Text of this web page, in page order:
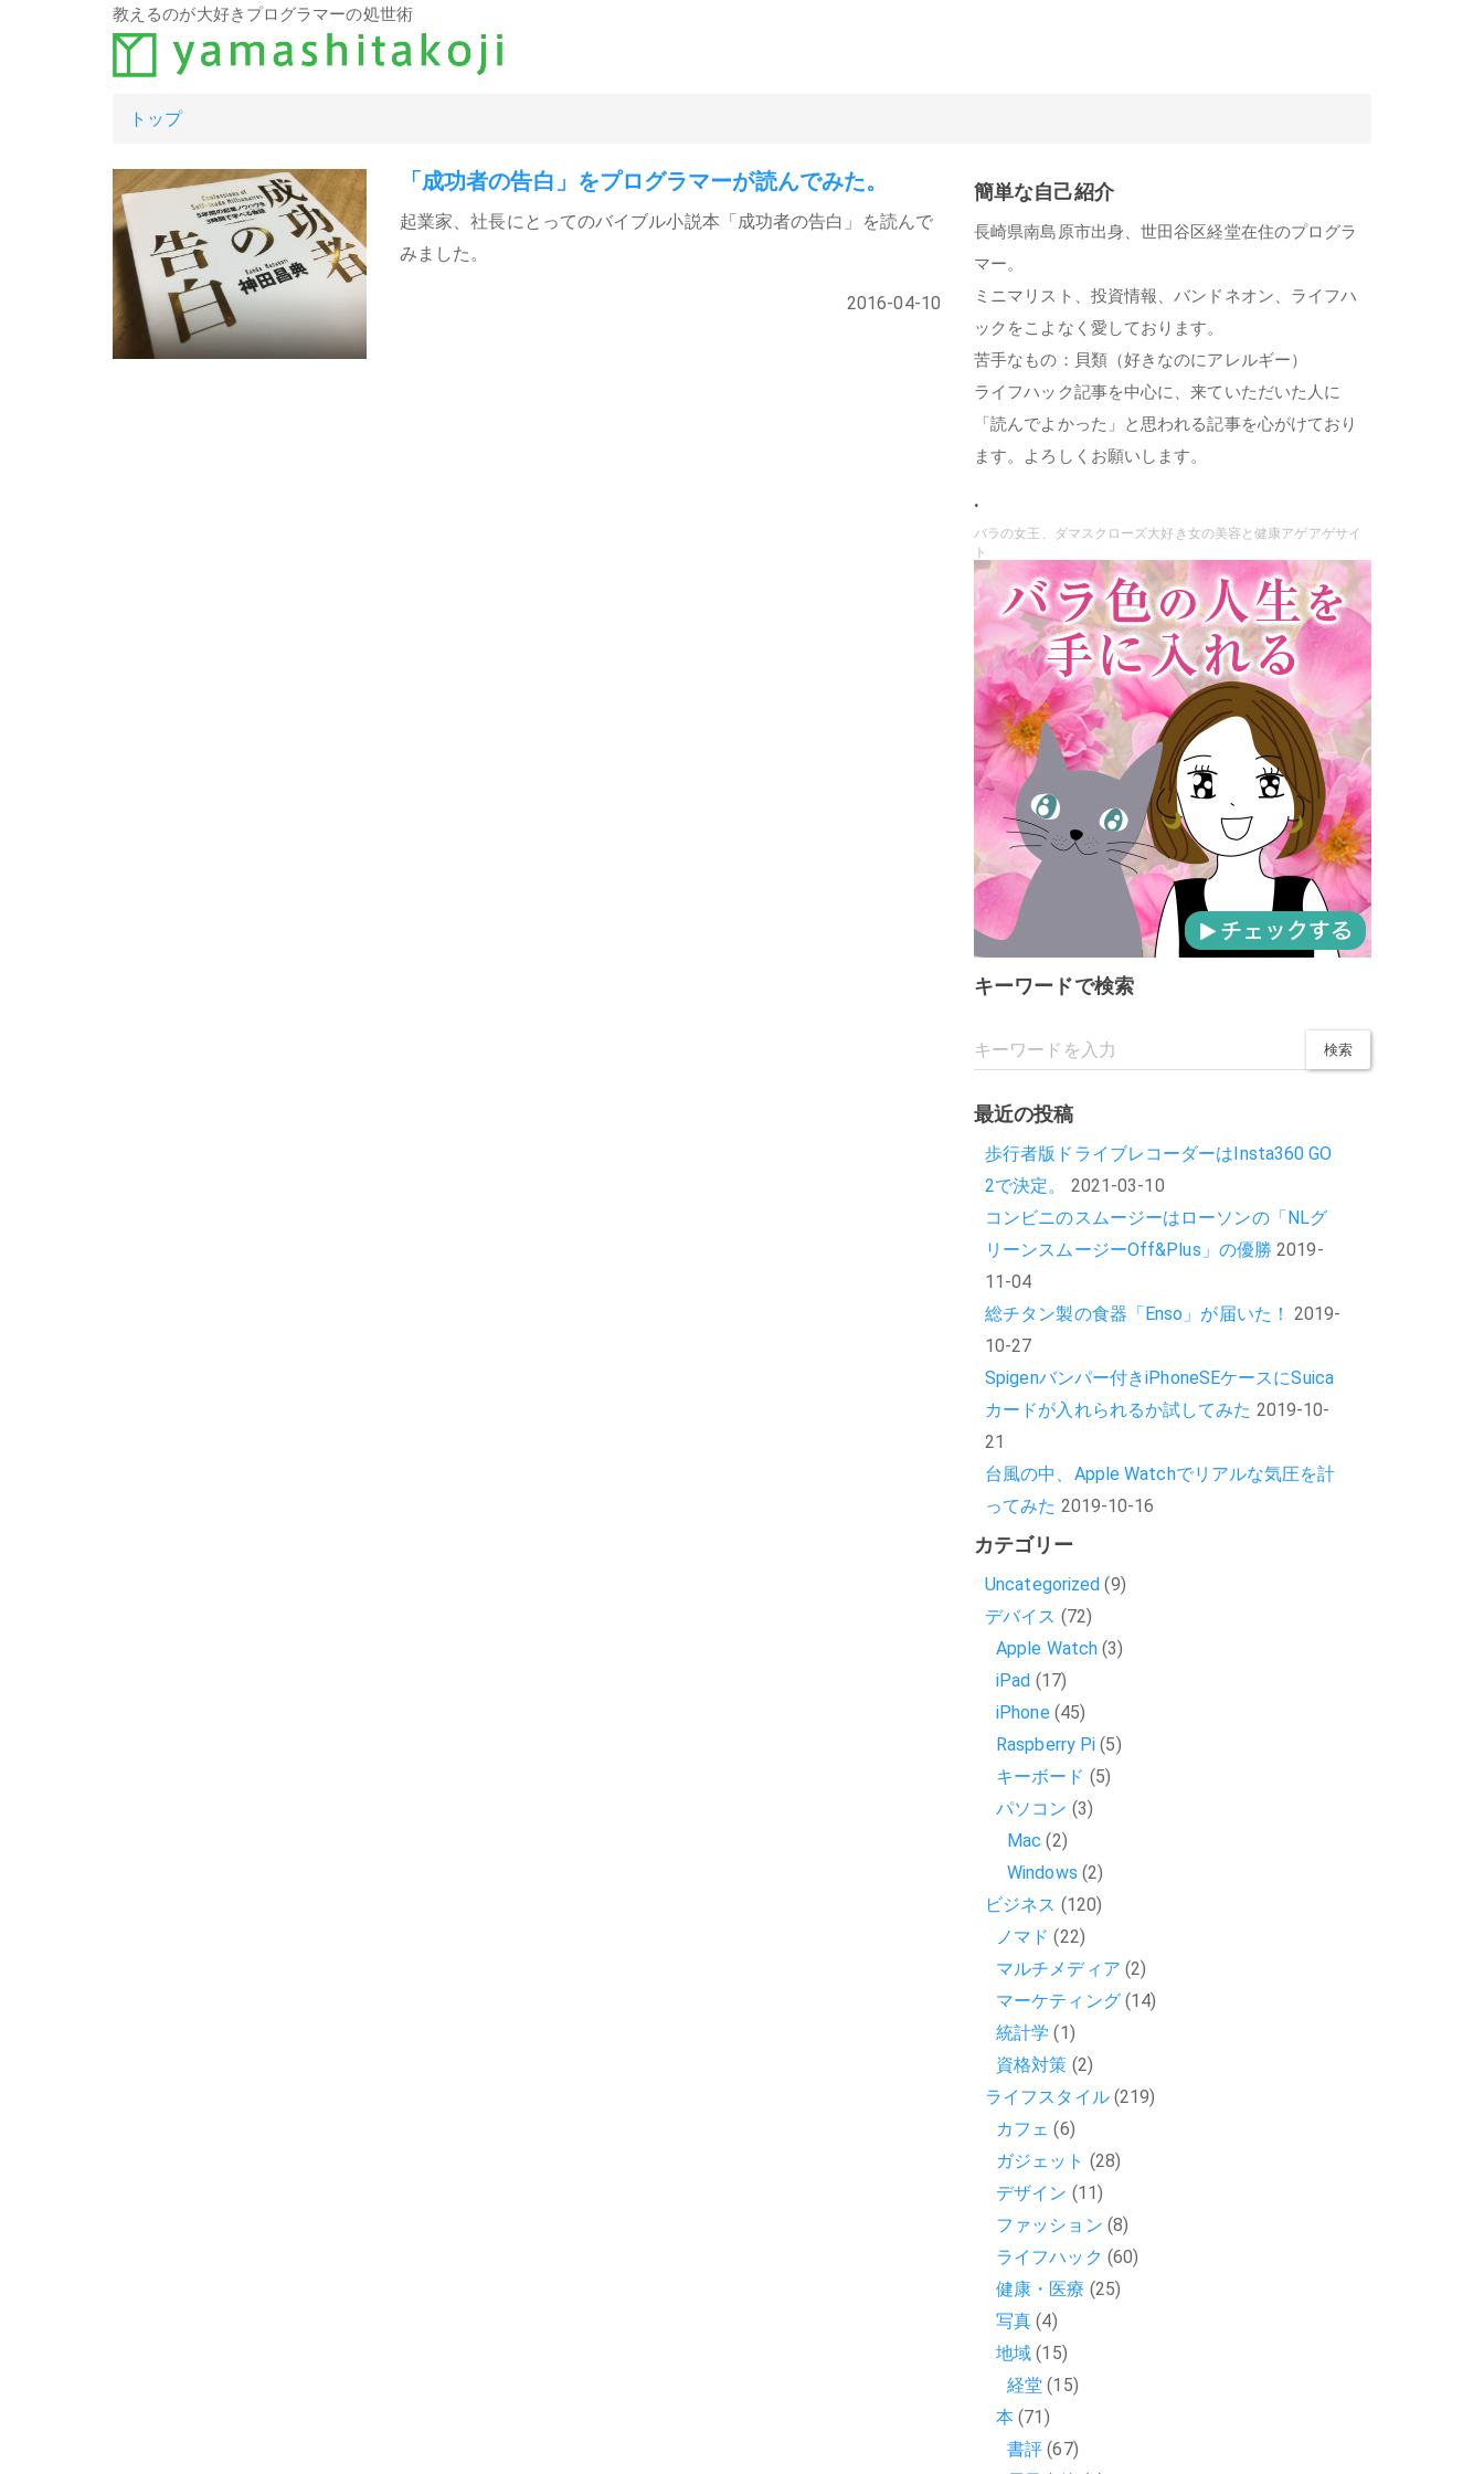
教えるのが大好きプログラマーの処世術
トップ
「成功者の告白」をプログラマーが読んでみた。
起業家、社長にとってのバイブル小説本「成功者の告白」を読んで
みました。
2016-04-10
簡単な自己紹介
長崎県南島原市出身、世田谷区経堂在住のプログラ
マー。
ミニマリスト、投資情報、バンドネオン、ライフハ
ックをこよなく愛しております。
苦手なもの：貝類（好きなのにアレルギー）
ライフハック記事を中心に、来ていただいた人に
「読んでよかった」と思われる記事を心がけており
ます。よろしくお願いします。
.
バラの女王、ダマスクローズ大好き女の美容と健康アゲアゲサイ
ト
キーワードで検索
最近の投稿
歩行者版ドライブレコーダーはInsta360 GO
2で決定。
2021-03-10
コンビニのスムージーはローソンの「NLグ
リーンスムージーOff&Plus」の優勝 2019-
11-04
総チタン製の食器「Enso」が届いた！ 2019-
10-27
Spigenバンパー付きiPhoneSEケースにSuica
カードが入れられるか試してみた 2019-10-
21
台風の中、Apple Watchでリアルな気圧を計
ってみた 2019-10-16
カテゴリー
Uncategorized (9)
デバイス (72)
Apple Watch (3)
iPad (17)
iPhone(45)
Raspberry Pi (5)
キーボード (5)
パソコン (3)
Mac (2)
Windows (2)
ビジネス (120)
ノマド (22)
マルチメディア (2)
マーケティング(14)
統計学 (1)
資格対策 (2)
ライフスタイル(219)
カフェ (6)
ガジェット (28)
デザイン (11)
ファッション (8)
ライフハック (60)
健康・医療 (25)
写真 (4)
地域 (15)
経堂 (15)
本 (71)
書評 (67)